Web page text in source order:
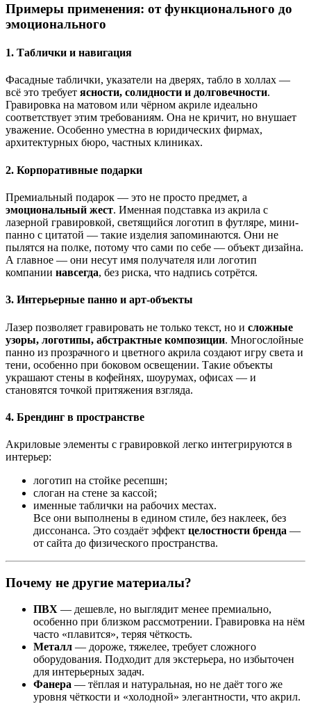
Примеры применения: от функционального до
эмоционального
1. Таблички и навигация
Фасадные таблички, указатели на дверях, табло в холлах —
всё это требует ясности, солидности и долговечности.
Гравировка на матовом или чёрном акриле идеально
соответствует этим требованиям. Она не кричит, но внушает
уважение. Особенно уместна в юридических фирмах,
архитектурных бюро, частных клиниках.
2. Корпоративные подарки
Премиальный подарок — это не просто предмет, а
эмоциональный жест. Именная подставка из акрила с
лазерной гравировкой, светящийся логотип в футляре, мини-
панно с цитатой — такие изделия запоминаются. Они не
пылятся на полке, потому что сами по себе — объект дизайна.
А главное — они несут имя получателя или логотип
компании навсегда, без риска, что надпись сотрётся.
3. Интерьерные панно и арт-объекты
Лазер позволяет гравировать не только текст, но и сложные
узоры, логотипы, абстрактные композиции. Многослойные
панно из прозрачного и цветного акрила создают игру света и
тени, особенно при боковом освещении. Такие объекты
украшают стены в кофейнях, шоурумах, офисах — и
становятся точкой притяжения взгляда.
4. Брендинг в пространстве
Акриловые элементы с гравировкой легко интегрируются в
интерьер:
логотип на стойке ресепшн;
слоган на стене за кассой;
именные таблички на рабочих местах.
Все они выполнены в едином стиле, без наклеек, без
диссонанса. Это создаёт эффект целостности бренда —
от сайта до физического пространства.
Почему не другие материалы?
ПВХ — дешевле, но выглядит менее премиально,
особенно при близком рассмотрении. Гравировка на нём
часто «плавится», теряя чёткость.
Металл — дороже, тяжелее, требует сложного
оборудования. Подходит для экстерьера, но избыточен
для интерьерных задач.
Фанера — тёплая и натуральная, но не даёт того же
уровня чёткости и «холодной» элегантности, что акрил.